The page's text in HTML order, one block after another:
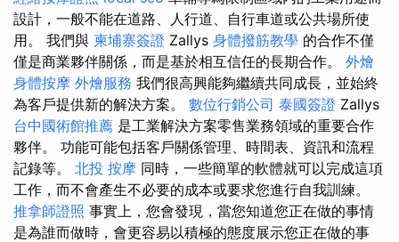
設計，一般不能在道路、人行道、自行車道或公共場所使
用。 我們與 柬埔寨簽證 Zallys 身體撥筋教學 的合作不僅
僅是商業夥伴關係，而是基於相互信任的長期合作。 外燴
身體按摩 外燴服務 我們很高興能夠繼續共同成長，並始終
為客戶提供新的解決方案。 數位行銷公司 泰國簽證 Zallys
台中國術館推薦 是工業解決方案零售業務領域的重要合作
夥伴。 功能可能包括客戶關係管理、時間表、資訊和流程
記錄等。 北投 按摩 同時，一些簡單的軟體就可以完成這項
工作，而不會產生不必要的成本或要求您進行自我訓練。
推拿師證照 事實上，您會發現，當您知道您正在做的事情
是為誰而做時，會更容易以積極的態度展示您正在做的事